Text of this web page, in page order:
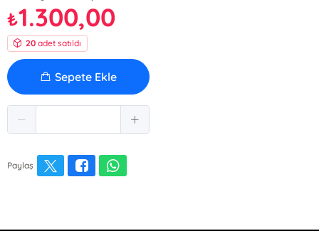
₺1.300,00
20 adet satıldı
Sepete Ekle
Paylaş